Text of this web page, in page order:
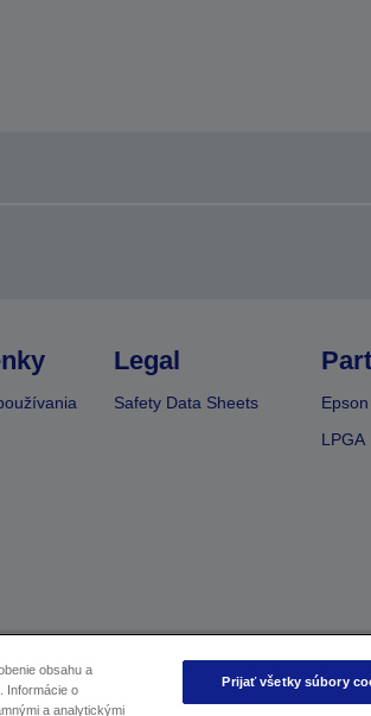
Legal
Safety Data Sheets
LPGA
obsahu a
Informácie o
a analytickými
Prijať všetky súbory